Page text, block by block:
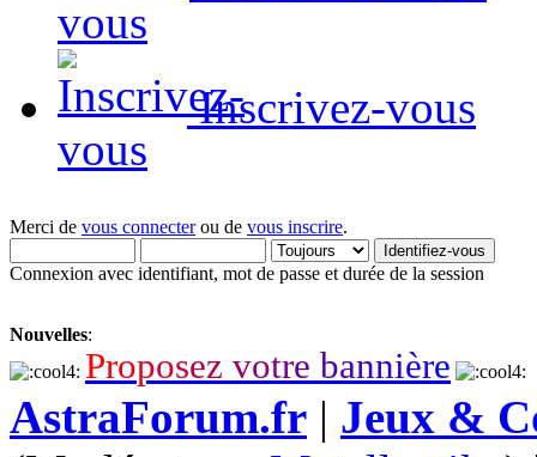
Inscrivez-vous
Merci de vous connecterou de vous inscrire.
Connexion avec identifiant, mot de passe et durée de la session
Nouvelles:
Proposez votre bannière
AstraForum.fr | Jeux &